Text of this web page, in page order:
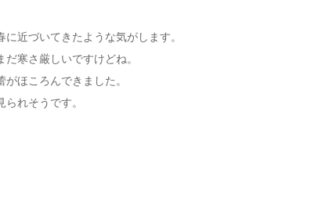
近づいてきたような気がします。
寒さ厳しいですけどね。
ほころんできました。
れそうです。